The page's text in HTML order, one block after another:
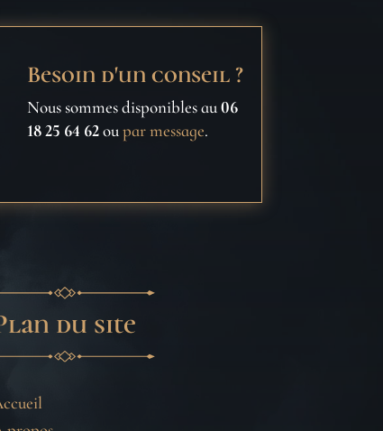
Besoin d'un conseil ?
Nous sommes disponibles au06
18 25 64 62oupar message.
du site